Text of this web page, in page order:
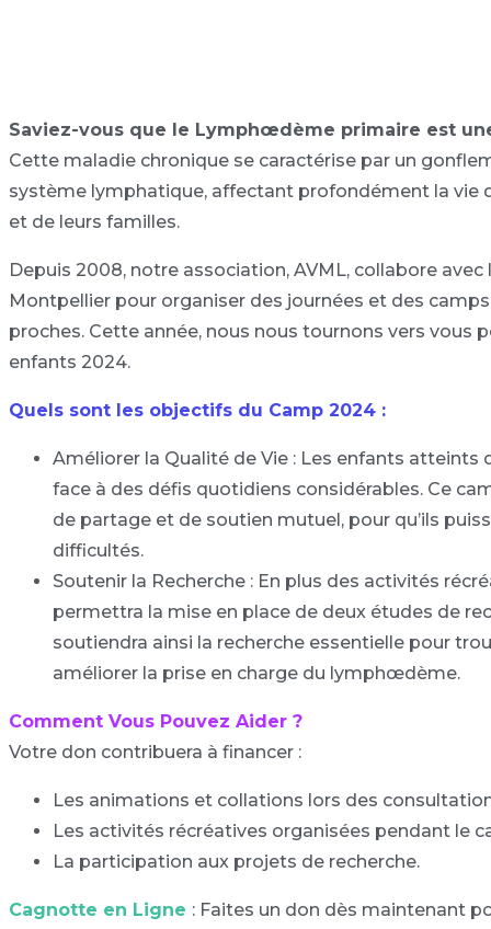
Saviez-vous que le Lymphœdème primaire est
­Cette maladie chronique se caractérise par un
système lymphatique, affectant profondément la vie
et de leurs familles.
Depuis 2008, notre association, AVML, collabore
Montpellier pour organiser des journées et des
proches. Cette année, nous nous tournons vers vous
enfants 2024.
Quels sont les objectifs du Camp 2024 :
Améliorer la Qualité de Vie : Les enfants
face à des défis quotidiens considérables. Ce
de partage et de soutien mutuel, pour qu’ils
difficultés.
Soutenir la Recherche : En plus des activités
permettra la mise en place de deux études de
soutiendra ainsi la recherche essentielle pour
améliorer la prise en charge du lymphœdème.
Comment Vous Pouvez Aider ?
Votre don contribuera à financer :
Les animations et collations lors des
Les activités récréatives organisées pendant le
La participation aux projets de recherche.
Cagnotte en Ligne : Faites un don dès maintenant